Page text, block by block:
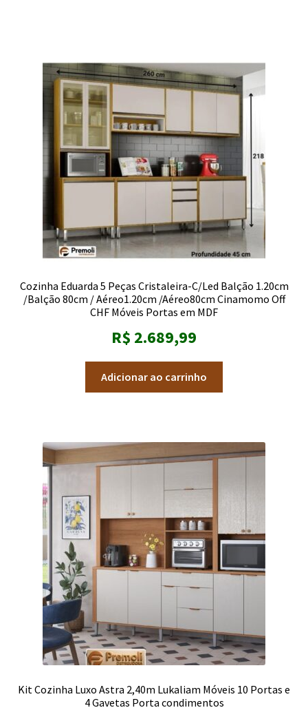
Cozinha Eduarda 5 Peças Cristaleira-C/Led Balção 1.20cm
/Balção 80cm / Aéreo1.20cm /Aéreo80cm Cinamomo Off
CHF Móveis Portas em MDF
R$ 2.689,99
Adicionar ao carrinho
Kit Cozinha Luxo Astra 2,40m Lukaliam Móveis 10 Portas e
4 Gavetas Porta condimentos